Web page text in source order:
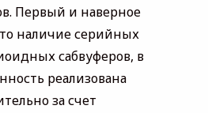
Первый и наверное
наличие серийных
сабвуферов, в
реализована
за счет